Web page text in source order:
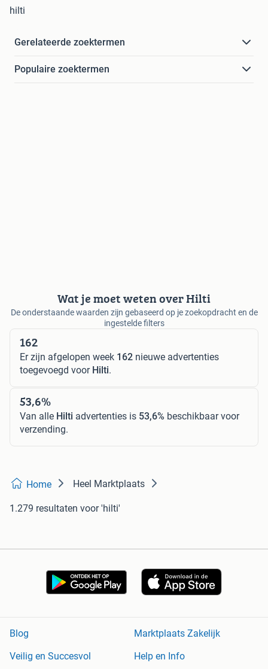
hilti
Gerelateerde zoektermen
Populaire zoektermen
Wat je moet weten over Hilti
De onderstaande waarden zijn gebaseerd op je zoekopdracht en de
ingestelde filters
162
Er zijn afgelopen week 162 nieuwe advertenties
toegevoegd voor Hilti.
53,6%
Van alle Hilti advertenties is 53,6% beschikbaar voor
verzending.
Home Heel Marktplaats
1.279 resultaten voor 'hilti'
Blog
Marktplaats Zakelijk
Veilig en Succesvol
Help en Info